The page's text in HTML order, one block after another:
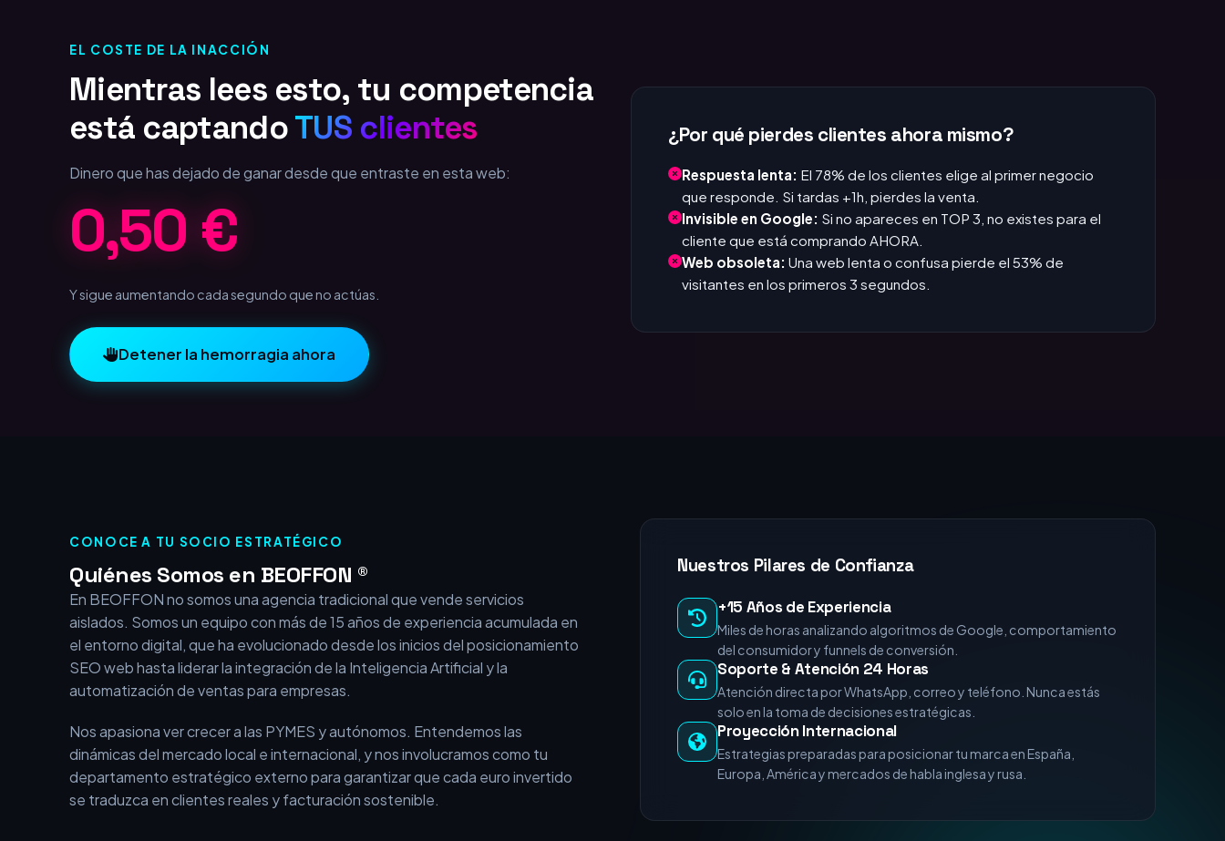
EL COSTE DE LA INACCIÓN
Mientras lees esto, tu competencia
está captandoTUS clientes
Dinero que has dejado de ganar desde que entraste en esta web:
0,75 €
Y sigue aumentando cada segundo que no actúas.
¿Por qué pierdes clientes ahora mismo?
Respuesta lenta:El 78% de los clientes elige al primer negocio
que responde. Si tardas +1h, pierdes la venta.
Invisible en Google:Si no apareces en TOP 3, no existes para el
cliente que está comprando AHORA.
CONOCE A TU SOCIO ESTRATÉGICO
Quiénes Somos en BEOFFON ®
En BEOFFON no somos una agencia tradicional que vende servicios
aislados. Somos un equipo con más de 15 años de experiencia acumulada en
el entorno digital, que ha evolucionado desde los inicios del posicionamiento
SEO web hasta liderar la integración de la Inteligencia Artificial y la
automatización de ventas para empresas.
Nos apasiona ver crecer a las PYMES y autónomos. Entendemos las
dinámicas del mercado local e internacional, y nos involucramos como tu
Nuestros Pilares de Confianza
+15 Años de Experiencia
Miles de horas analizando algoritmos de Google, comportamiento
del consumidor y funnels de conversión.
Soporte & Atención 24 Horas
Atención directa por WhatsApp, correo y teléfono. Nunca estás
solo en la toma de decisiones estratégicas.
Proyección Internacional